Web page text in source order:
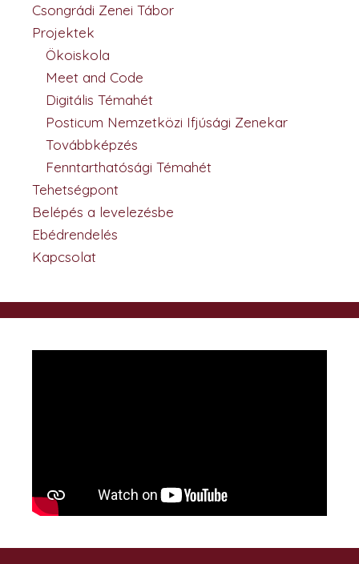
Csongrádi Zenei Tábor
Projektek
Ökoiskola
Meet and Code
Digitális Témahét
Posticum Nemzetközi Ifjúsági Zenekar
Továbbképzés
Fenntarthatósági Témahét
Tehetségpont
Belépés a levelezésbe
Ebédrendelés
Kapcsolat